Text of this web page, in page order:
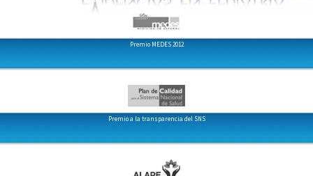
Premio MEDES 2012
Premio a la transparencia del SNS